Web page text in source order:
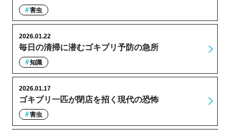
害虫
毎日の清掃に潜むゴキブリ予防の急所
2026.01.22
知識
ゴキブリ一匹が閉店を招く現代の恐怖
2026.01.17
害虫